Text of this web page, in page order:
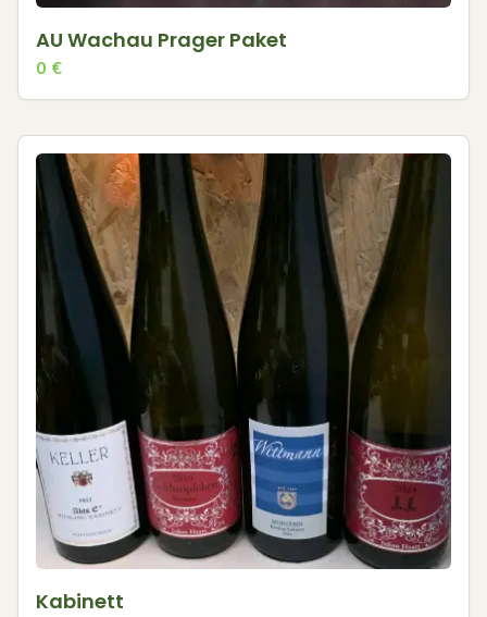
AU Wachau Prager Paket
0 €
Kabinett